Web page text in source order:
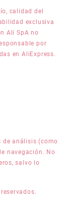
calidad del
exclusiva
Ali SpA no
por
en AliExpress.
de análisis (como
navegación. No
salvo lo